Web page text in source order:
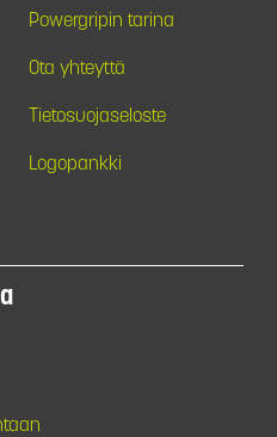
Powergripin tarina
Ota yhteyttä
Tietosuojaseloste
Logopankki